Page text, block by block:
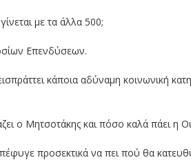
με τα άλλα 500;
Επενδύσεων.
κάποια αδύναμη κοινωνική
ο Μητσοτάκης και πόσο καλά πάει η
προσεκτικά να πει πού θα